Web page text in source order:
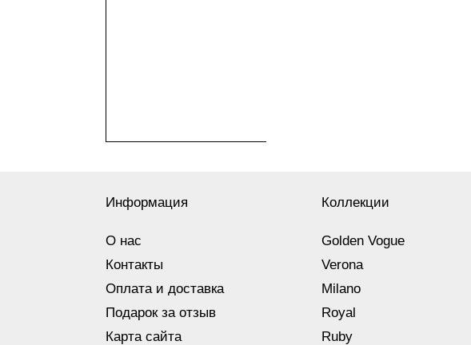
Информация
О нас
Контакты
Оплата и доставка
Подарок за отзыв
Карта сайта
Коллекции
Golden Vogue
Verona
Milano
Royal
Ruby